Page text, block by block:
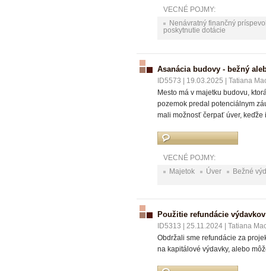
VECNÉ POJMY:
Nenávratný finančný
poskytnutie dotácie
Asanácia budovy - bežný
ID5573 19.03.2025
Tatiana
Mesto má v majetku budovu,
pozemok predal potenciálnym
mali možnosť čerpať úver,
VECNÉ POJMY:
Majetok
Úver Bežné
Použitie refundácie
ID5313 25.11.2024
Tatiana
Obdržali sme refundácie za
na kapitálové výdavky, alebo